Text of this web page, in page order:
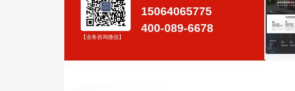
【业务咨询微信】
15064065775
400-089-6678